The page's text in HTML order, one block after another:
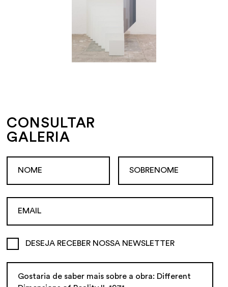
CONSULTAR
GALERIA
DESEJA RECEBER NOSSA NEWSLETTER